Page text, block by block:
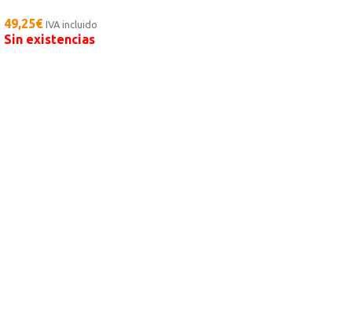
49,25€ IVA incluido
Sin existencias